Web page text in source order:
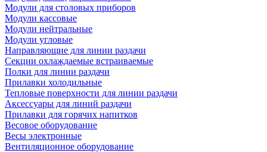
Модули для столовых приборов
Модули кассовые
Модули нейтральные
Модули угловые
Направляющие для линии раздачи
Секции охлаждаемые встраиваемые
Полки для линии раздачи
Прилавки холодильные
Тепловые поверхности для линии раздачи
Аксессуары для линий раздачи
Прилавки для горячих напитков
Весовое оборудование
Весы электронные
Вентиляционное оборудование